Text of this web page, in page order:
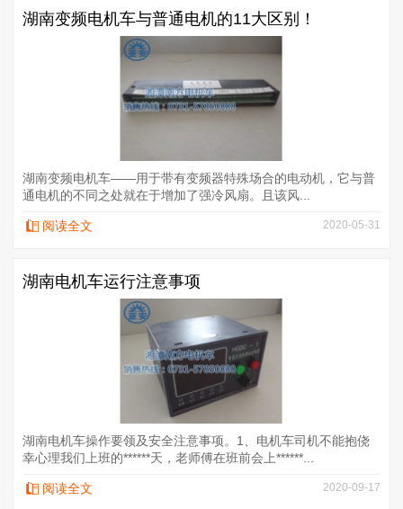
湖南变频电机车与普通电机的11大区别！
湖南变频电机车——用于带有变频器特殊场合的电动机，它与普
通电机的不同之处就在于增加了强冷风扇。且该风...
阅读全文 2020-05-31
湖南电机车运行注意事项
湖南电机车操作要领及安全注意事项。1、电机车司机不能抱侥
幸心理我们上班的******天，老师傅在班前会上******...
阅读全文 2020-09-17